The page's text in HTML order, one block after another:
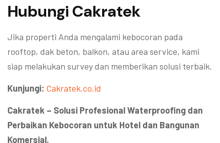
Hubungi Cakratek
Jika properti Anda mengalami kebocoran pada
rooftop, dak beton, balkon, atau area service, kami
siap melakukan survey dan memberikan solusi terbaik.
Kunjungi: Cakratek.co.id
Cakratek – Solusi Profesional Waterproofing dan
Perbaikan Kebocoran untuk Hotel dan Bangunan
Komersial.